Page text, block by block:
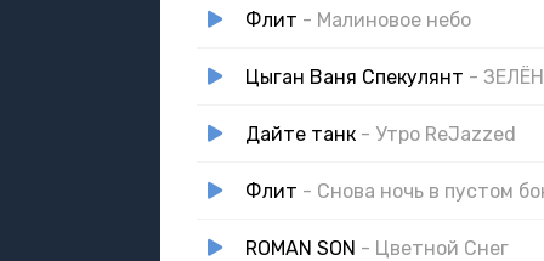
Флит - Малиновое небо
Цыган Ваня Спекулянт -
Дайте танк - Утро ReJazzed
Флит - Снова ночь в пустом
ROMAN SON - Цветной Снег